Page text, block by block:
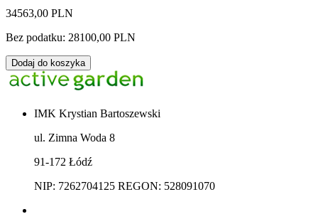
34563,00 PLN
Bez podatku: 28100,00 PLN
Dodaj do koszyka
IMK Krystian Bartoszewski
ul. Zimna Woda 8
91-172 Łódź
NIP: 7262704125 REGON: 528091070